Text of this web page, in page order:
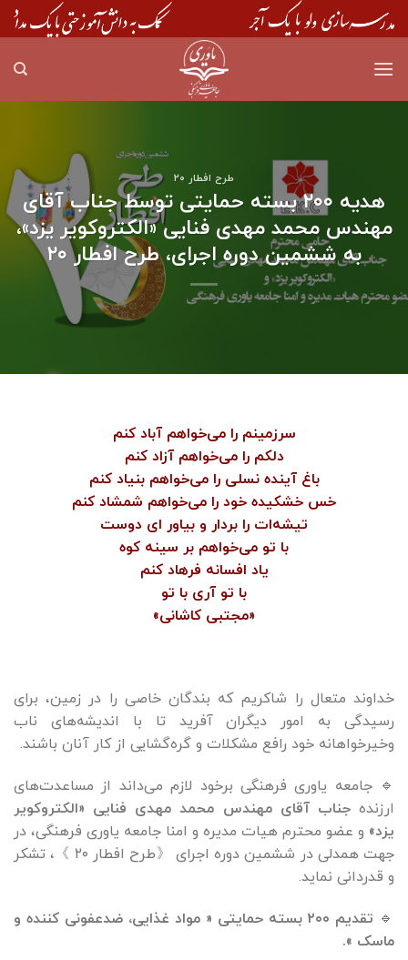
Skip
to
طرح افطار ۲۰
هدیه ۲۰۰ بسته حمایتی توسط جناب آقای
مهندس محمد مهدی فنایی «الکتروکویر یزد»،
به ششمین دوره اجرای، طرح افطار ۲۰
سرزمینم را می‌خواهم آباد کنم
دلکم را می‌خواهم آزاد کنم
باغ آینده نسلی را می‌خواهم بنیاد کنم
خس خشکیده خود را می‌خواهم شمشاد کنم
تیشه‌ات را بردار و بیاور ای دوست
با تو می‌خواهم بر سینه کوه
یاد افسانه فرهاد کنم
با تو آری با تو
«مجتبی کاشانی»
خداوند متعال را شاکریم که بندگان خاصی را در زمین، برای
رسیدگی به امور دیگران آفرید تا با اندیشه‌های ناب
وخیرخواهانه خود رافع مشکلات و گره‌گشایی از کار آنان باشند.
🔹 جامعه یاوری فرهنگی برخود لازم می‌داند از مساعدت‌های
ارزندهجناب آقای مهندس محمد مهدی فنایی «الکتروکویر
یزد» و عضو محترم هیات مدیره و امنا جامعه یاوری فرهنگی، در
جهت همدلی در ششمین دوره اجرای 《طرح افطار ۲۰ 》، تشکر
و قدردانی نماید.
🔹
تقدیم ۲۰۰ بسته حمایتی « مواد غذایی، ضدعفونی کننده و
ماسک ».